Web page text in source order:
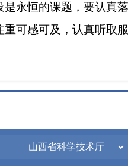
是永恒的课题，要认真
可感可及，认真听取